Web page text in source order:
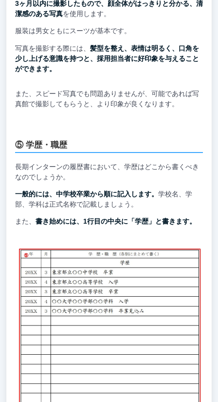
3ヶ月以内に撮影したもので、顔全体がはっきりと分かる、清
潔感のある写真を使用します。
服装は男女ともにスーツが基本です。
写真を撮影する際には、 髪型を整え、表情は明るく、口角を
少し上げる意識を持つと、採用担当者に好印象を与えること
ができます。
また、スピード写真でも問題ありませんが、可能であれば写
真館で撮影してもらうと、より印象が良くなります。
⑤ 学歴・職歴
長期インターンの履歴書において、学歴はどこから書くべき
なのでしょうか。
一般的には、中学校卒業から順に記入します。 学校名、学
部、学科は正式名称で記載しましょう。
また、 書き始めには、1行目の中央に「学歴」と書きます。